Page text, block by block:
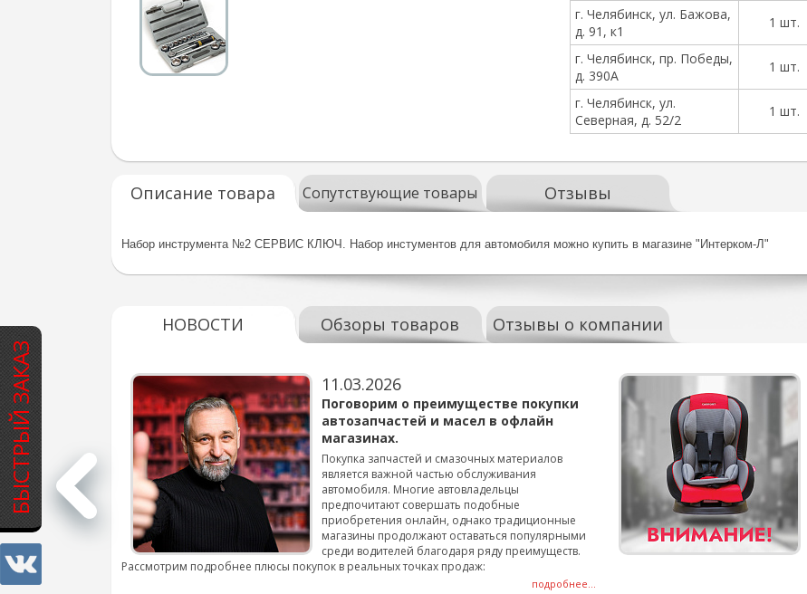
БЫСТРЫЙ ЗАКАЗ
г. Челябинск, ул. Бажова,
д. 91, к1
1 шт.
г. Челябинск, пр. Победы,
д. 390А
1 шт.
г. Челябинск, ул.
Северная, д. 52/2
1 шт.
Описание товара Сопутствующие товары Отзывы
Набор инструмента №2 СЕРВИС КЛЮЧ. Набор инстументов для автомобиля можно купить в магазине "Интерком-Л"
НОВОСТИ Обзоры товаров Отзывы о компании
для
смены шин на
подробнее...
11.03.2026
Поговорим о преимуществе покупки
автозапчастей и масел в офлайн
магазинах.
Покупка запчастей и смазочных материалов
является важной частью обслуживания
автомобиля. Многие автовладельцы
предпочитают совершать подобные
приобретения онлайн, однако традиционные
магазины продолжают оставаться популярными
среди водителей благодаря ряду преимуществ.
Рассмотрим подробнее плюсы покупок в реальных точках продаж:
подробнее...